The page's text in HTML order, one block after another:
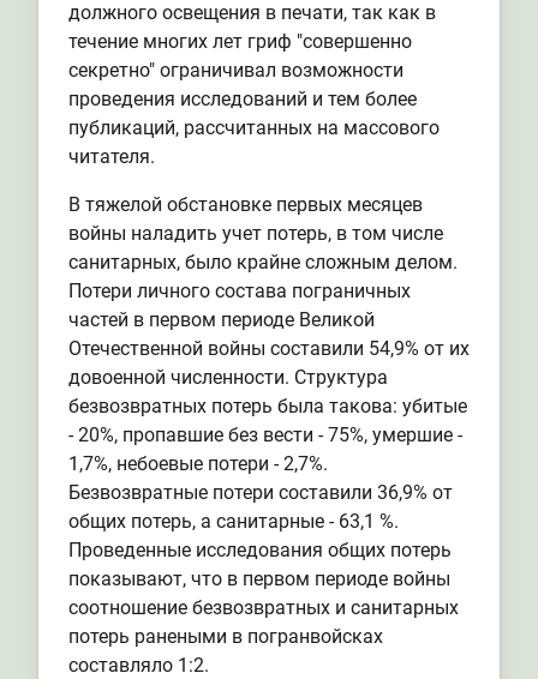
должного освещения в печати, так как в
течение многих лет гриф "совершенно
секретно" ограничивал возможности
проведения исследований и тем более
публикаций, рассчитанных на массового
читателя.
В тяжелой обстановке первых месяцев
войны наладить учет потерь, в том числе
санитарных, было крайне сложным делом.
Потери личного состава пограничных
частей в первом периоде Великой
Отечественной войны составили 54,9% от их
довоенной численности. Структура
безвозвратных потерь была такова: убитые
- 20%, пропавшие без вести - 75%, умершие -
1,7%, небоевые потери - 2,7%.
Безвозвратные потери составили 36,9% от
общих потерь, а санитарные - 63,1 %.
Проведенные исследования общих потерь
показывают, что в первом периоде войны
соотношение безвозвратных и санитарных
потерь ранеными в погранвойсках
составляло 1:2.